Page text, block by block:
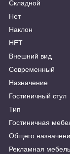
Складной
Нет
Наклон
НЕТ
Внешний вид
Современный
Назначение
Гостиничный стул
Тип
Гостиничная
Общего
Рекламная мебель